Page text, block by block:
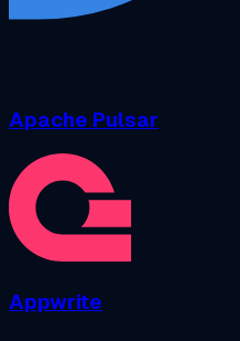
Apache Pulsar
Appwrite